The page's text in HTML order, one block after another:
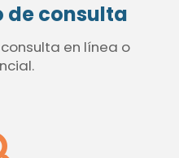
de consulta
en línea o